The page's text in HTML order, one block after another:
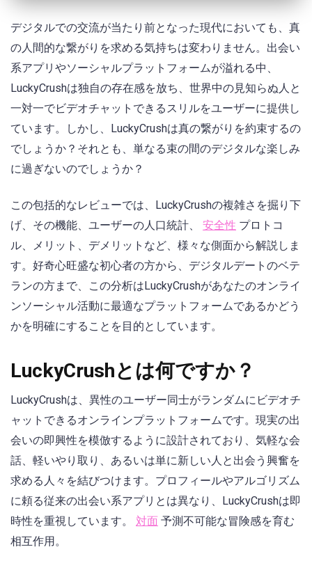
デジタルでの交流が当たり前となった現代においても、真
の人間的な繋がりを求める気持ちは変わりません。出会い
系アプリやソーシャルプラットフォームが溢れる中、
LuckyCrushは独自の存在感を放ち、世界中の見知らぬ人と
一対一でビデオチャットできるスリルをユーザーに提供し
ています。しかし、LuckyCrushは真の繋がりを約束するの
でしょうか？それとも、単なる束の間のデジタルな楽しみ
に過ぎないのでしょうか？
この包括的なレビューでは、LuckyCrushの複雑さを掘り下
げ、その機能、ユーザーの人口統計、 安全性 プロトコ
ル、メリット、デメリットなど、様々な側面から解説しま
す。好奇心旺盛な初心者の方から、デジタルデートのベテ
ランの方まで、この分析はLuckyCrushがあなたのオンライ
ンソーシャル活動に最適なプラットフォームであるかどう
かを明確にすることを目的としています。
LuckyCrushとは何ですか？
LuckyCrushは、異性のユーザー同士がランダムにビデオチ
ャットできるオンラインプラットフォームです。現実の出
会いの即興性を模倣するように設計されており、気軽な会
話、軽いやり取り、あるいは単に新しい人と出会う興奮を
求める人々を結びつけます。プロフィールやアルゴリズム
に頼る従来の出会い系アプリとは異なり、LuckyCrushは即
時性を重視しています。 対面 予測不可能な冒険感を育む
相互作用。